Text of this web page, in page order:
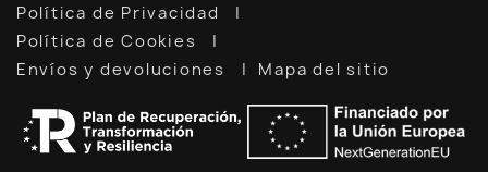
Política de Privacidad
Política de Cookies
Envíos y devoluciones
Mapa del sitio